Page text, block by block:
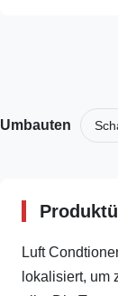
Umbauten
Luft
lokalisiert, um